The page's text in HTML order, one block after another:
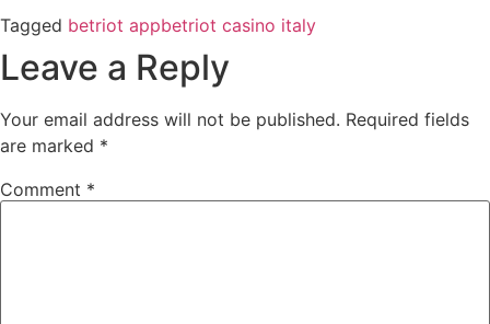
Tagged betriot appbetriot casino italy
Leave a Reply
Your email address will not be published. Required fields
are marked *
Comment *